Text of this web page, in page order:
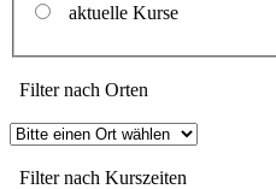
aktuelle Kurse
Filter nach Orten
Filter nach Kurszeiten